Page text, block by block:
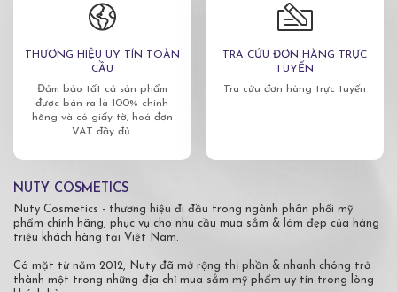
THƯƠNG HIỆU UY TÍN TOÀN
CẦU
Đảm bảo tất cả sản phẩm
được bán ra là 100% chính
hãng và có giấy tờ, hoá đơn
VAT đầy đủ.
TRA CỨU ĐƠN HÀNG TRỰC
TUYẾN
Tra cứu đơn hàng trực tuyến
NUTY COSMETICS
Nuty Cosmetics - thương hiệu đi đầu trong ngành phân phối mỹ
phẩm chính hãng, phục vụ cho nhu cầu mua sắm & làm đẹp của hàng
triệu khách hàng tại Việt Nam.
Có mặt từ năm 2012, Nuty đã mở rộng thị phần & nhanh chóng trở
thành một trong những địa chỉ mua sắm mỹ phẩm uy tín trong lòng